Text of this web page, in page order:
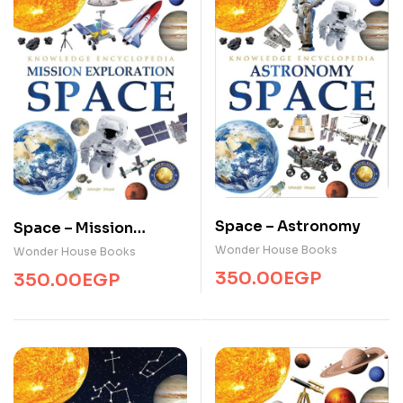
Space – Mission
Exploration
Wonder House Books
350.00EGP
Space – Astronomy
Wonder House Books
350.00EGP